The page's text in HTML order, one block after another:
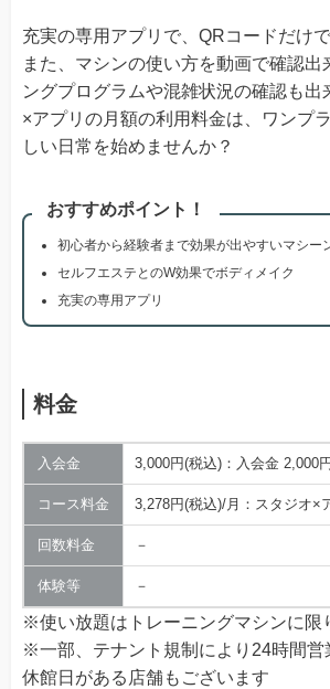
充実の専用アプリで、QRコードだけ
また、マシンの使い方を動画で確認出
ングプログラムや混雑状況の確認も出
×アプリの月額の利用料金は、ワンプ
しい日常を始めませんか？
おすすめポイント！
初心者から経験者まで効果が出やすいマシー
セルフエステとのW効果でボディメイク
充実の専用アプリ
料金
入会金 3,000円(税込)：入会金 2,000
コース料金 3,278円(税込)/月：スタジオ×
回数料金 －
体験等 －
※使い放題はトレーニングマシンに限
※一部、テナント規制により24時間営
休館日がある店舗もございます